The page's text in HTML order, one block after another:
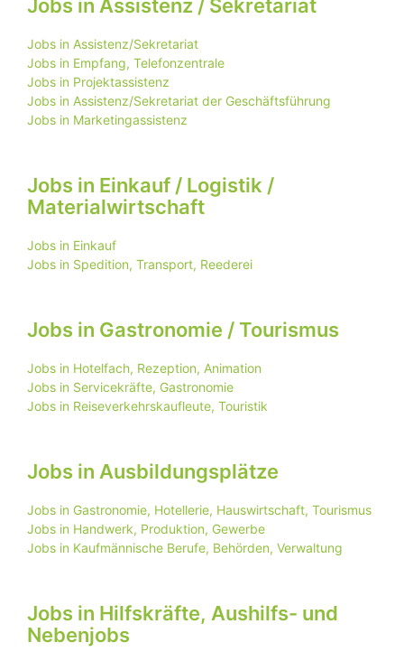
Jobs in Assistenz / Sekretariat
Jobs in Assistenz/Sekretariat
Jobs in Empfang, Telefonzentrale
Jobs in Projektassistenz
Jobs in Assistenz/Sekretariat der Geschäftsführung
Jobs in Marketingassistenz
Jobs in Einkauf / Logistik /
Materialwirtschaft
Jobs in Einkauf
Jobs in Spedition, Transport, Reederei
Jobs in Gastronomie / Tourismus
Jobs in Hotelfach, Rezeption, Animation
Jobs in Servicekräfte, Gastronomie
Jobs in Reiseverkehrskaufleute, Touristik
Jobs in Ausbildungsplätze
Jobs in Gastronomie, Hotellerie, Hauswirtschaft, Tourismus
Jobs in Handwerk, Produktion, Gewerbe
Jobs in Kaufmännische Berufe, Behörden, Verwaltung
Jobs in Hilfskräfte, Aushilfs- und
Nebenjobs